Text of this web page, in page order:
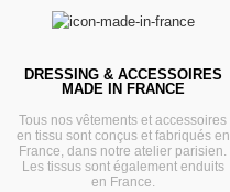
DRESSING & ACCESSOIRES
MADE IN FRANCE
Tous nos vêtements et accessoires
en tissu sont conçus et fabriqués en
France, dans notre atelier parisien.
Les tissus sont également enduits
en France.